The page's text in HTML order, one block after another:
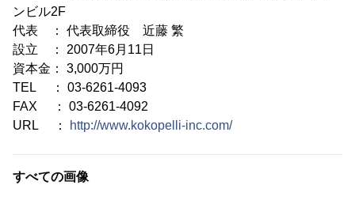
ンビル2F
代表 ： 代表取締役 近藤 繁
設立 ： 2007年6月11日
資本金： 3,000万円
TEL ： 03-6261-4093
FAX ： 03-6261-4092
URL ：
http://www.kokopelli-inc.com/
すべての画像